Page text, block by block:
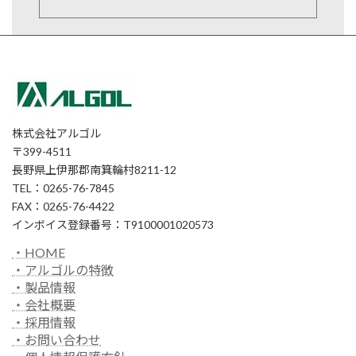
株式会社アルゴル
〒399-4511
長野県上伊那郡南箕輪村8211-12
TEL：0265-76-7845
FAX：0265-76-4422
インボイス登録番号：T9100001020573
・HOME
・アルゴルの特徴
・製品情報
・会社概要
・採用情報
・お問い合わせ